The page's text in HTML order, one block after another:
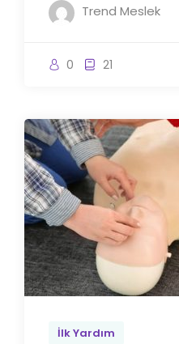
Trend Meslek
0 21
İlk Yardım